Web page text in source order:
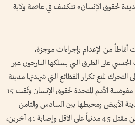
لحقوق الإنسان» تتكشف في عاصمة ولاية
من الإعدام بإجراءات موجزة،
على الطرق التي يسلكها النازحون عبر
التحرك لمنع تكرار الفظائع التي شهدتها مدينة
الفاشر العام الماضي. وأضاف أن مفوضية الأمم المتحدة لحقوق الإنسان وثّقت 15
الأبيض ومحيطها بين السادس والثامن
والعشرين من يونيو، أسفرت عن مقتل 45 مدنياً على الأقل وإصابة 41 آخرين،